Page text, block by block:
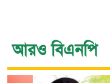
আরও বিএনপি